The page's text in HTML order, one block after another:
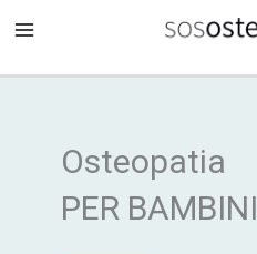
Osteopatia
PER BAMBINI